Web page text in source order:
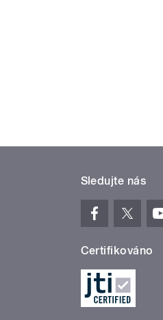
Sledujte nás
Certifikováno